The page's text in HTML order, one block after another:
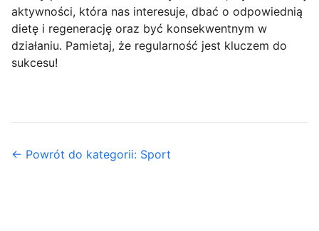
aktywności, która nas interesuje, dbać o odpowiednią
dietę i regenerację oraz być konsekwentnym w
działaniu. Pamietaj, że regularność jest kluczem do
sukcesu!
← Powrót do kategorii: Sport